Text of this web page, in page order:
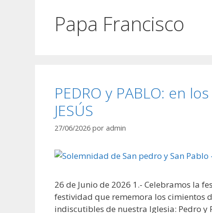
Papa Francisco
PEDRO y PABLO: en
JESÚS
27/06/2026 por admin
26 de Junio de 2026 1.- Celebramos la
festividad que rememora los cimientos
indiscutibles de nuestra Iglesia: Pedro y